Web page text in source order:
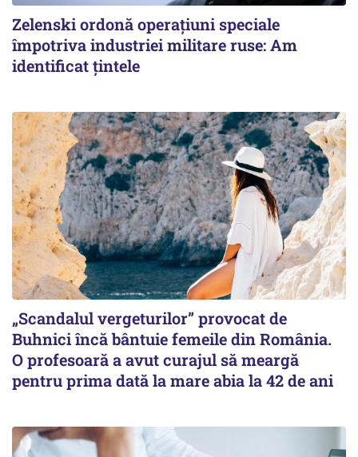
Zelenski ordonă operațiuni speciale
împotriva industriei militare ruse: Am
identificat țintele
„Scandalul vergeturilor” provocat de
Buhnici încă bântuie femeile din România.
O profesoară a avut curajul să meargă
pentru prima dată la mare abia la 42 de ani